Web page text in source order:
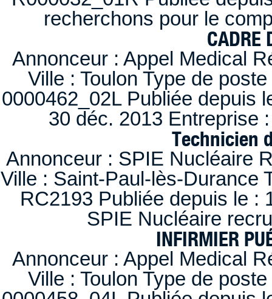
recherchons pour le
CADRE
Annonceur : Appel Medical
Ville : Toulon Type de
0000462_02L Publiée depuis
30 déc. 2013
Technicien
Annonceur : SPIE Nucléaire
Ville : Saint-Paul-lès-Durance
RC2193 Publiée depuis le :
SPIE Nucléaire
INFIRMIER
Annonceur : Appel Medical
Ville : Toulon Type de